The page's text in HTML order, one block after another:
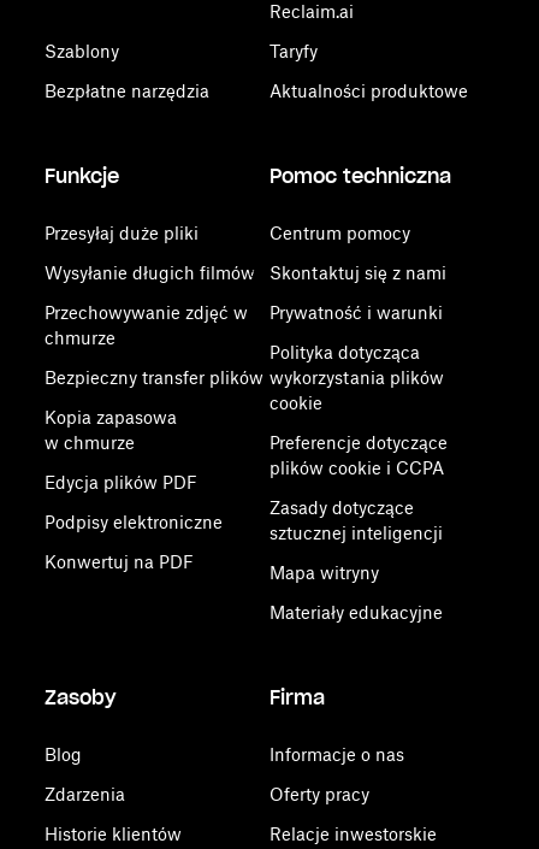
Szablony
Bezpłatne narzędzia
Reclaim.ai
Taryfy
Aktualności produktowe
Funkcje
Przesyłaj duże pliki
Wysyłanie długich filmów
Przechowywanie zdjęć w
chmurze
Bezpieczny transfer plików
Kopia zapasowa
w chmurze
Edycja plików PDF
Podpisy elektroniczne
Konwertuj na PDF
Pomoc techniczna
Centrum pomocy
Skontaktuj się z nami
Prywatność i warunki
Polityka dotycząca
wykorzystania plików
cookie
Preferencje dotyczące
plików cookie i CCPA
Zasady dotyczące
sztucznej inteligencji
Mapa witryny
Materiały edukacyjne
Zasoby
Blog
Zdarzenia
Historie klientów
Firma
Informacje o nas
Oferty pracy
Relacje inwestorskie